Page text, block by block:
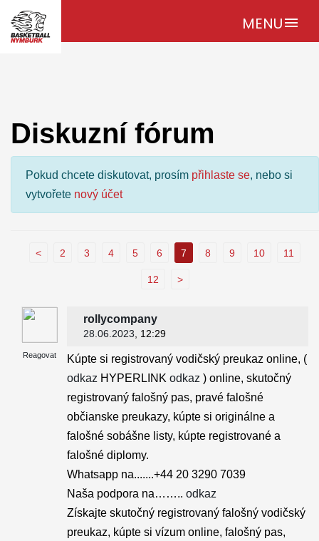
MENUmenu
Diskuzní fórum
Pokud chcete diskutovat, prosím přihlaste se, nebo si
vytvořete nový účet
< 2 3 4 5 6 7 8 9 10 11
12 >
Reagovat
rollycompany
28.06.2023 , 12:29
Kúpte si registrovaný vodičský preukaz online, (
odkaz HYPERLINK odkaz ) online, skutočný
registrovaný falošný pas, pravé falošné
občianske preukazy, kúpte si originálne a
falošné sobášne listy, kúpte registrované a
falošné diplomy.
Whatsapp na.......+44 20 3290 7039
Naša podpora na…….. odkaz
Získajte skutočný registrovaný falošný vodičský
preukaz, kúpte si vízum online, falošný pas,